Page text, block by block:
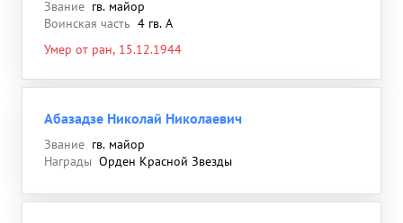
Звание гв. майор
Воинская часть 4 гв. А
Умер от ран, 15.12.1944
Абазадзе Николай Николаевич
Звание гв. майор
Награды Орден Красной Звезды